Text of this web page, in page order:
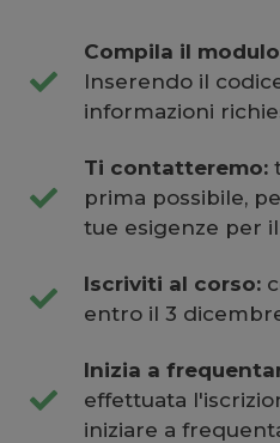
Compila il
Inserendo il
informazioni
Ti contatteremo:
prima possibile,
tue esigenze per
Iscriviti al corso:
entro il 3
Inizia a
effettuata
iniziare a